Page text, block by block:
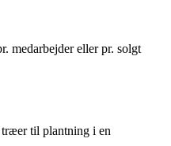
medarbejder eller pr. solgt
til plantning i en